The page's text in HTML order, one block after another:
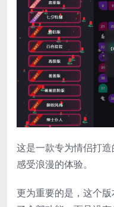
这是一款专为情侣打
感受浪漫的体验。
更为重要的是，这个